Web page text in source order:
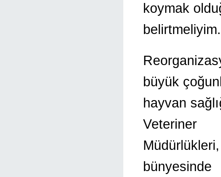
koymak
belirtmeliyim.
büyük
hayvan
Veteriner
bünyesinde